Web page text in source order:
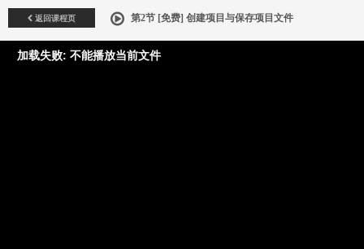
返回课程页 第2节 [免费] 创建项目与保存项目文件
加载失败: 不能播放当前文件